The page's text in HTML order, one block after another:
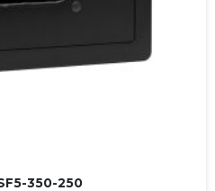
350-250